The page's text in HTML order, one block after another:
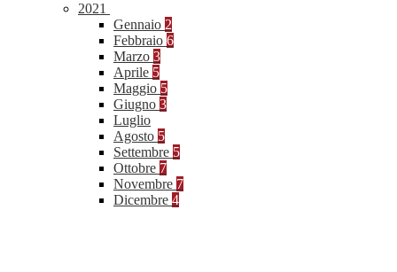
2021
Gennaio 2
Febbraio 6
Marzo 3
Aprile 5
Maggio 5
Giugno 3
Luglio
Agosto 5
Settembre 5
Ottobre 7
Novembre 7
Dicembre 4